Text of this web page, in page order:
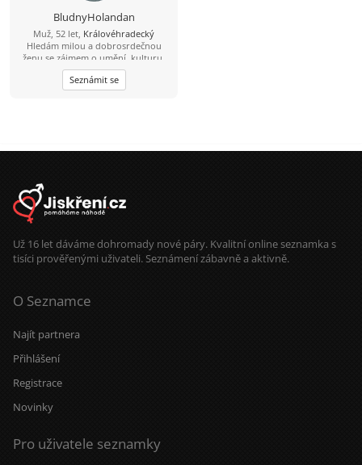
BludnyHolandan
Muž, 52 let, Královéhradecký
Hledám milou a dobrosrdečnou
ženu se zájmem o umění, kulturu,
památky a láskou ke zvířatům a
přírodě. Rád bych s takovou ženou
spoluprožíval hezké chvíle a
Seznámit se
Už 16 let dáváme dohromady nové páry. Kvalitní online seznamka s
tisíci prověřenými uživateli. Seznámení zábavně a aktivně.
O Seznamce
Najít partnera
Přihlášení
Registrace
Novinky
Pro uživatele seznamky